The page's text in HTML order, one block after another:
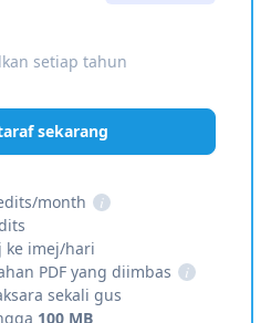
setiap tahun
sekarang
month
i
ke imej/hari
PDF yang diimbas
i
sekali gus
100 MB